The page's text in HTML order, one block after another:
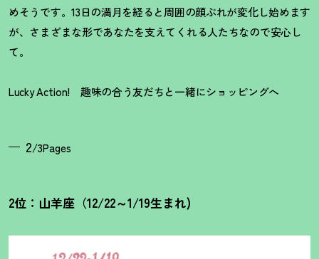
めそうです。13日の満月を経ると周囲の顔ぶれが変化し始めます
が、さまざまな形であなたを支えてくれる人たちなので安心し
て。
Lucky Action! 趣味の合う友だちと一緒にショッピングへ
2/3Pages
2位：山羊座（12/22～1/19生まれ)